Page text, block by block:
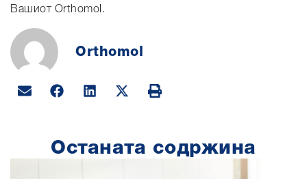
Вашиот Orthomol.
Orthomol
Останата содржина